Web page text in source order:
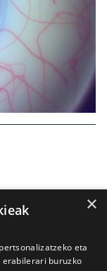
×
eta
erabilerari buruzko